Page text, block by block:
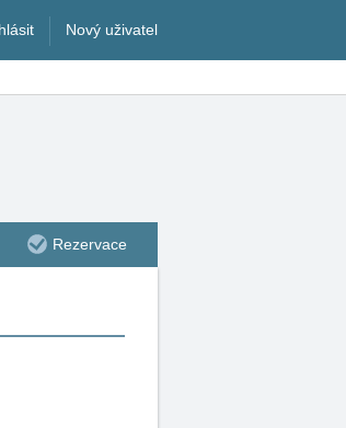
Nový uživatel
Rezervace